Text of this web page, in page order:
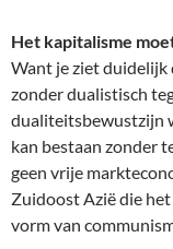
Het kapitalisme
Want je ziet duidelijk
zonder dualistisch
dualiteitsbewustzijn
kan bestaan zonder
geen vrije
Zuidoost Azië die
vorm van